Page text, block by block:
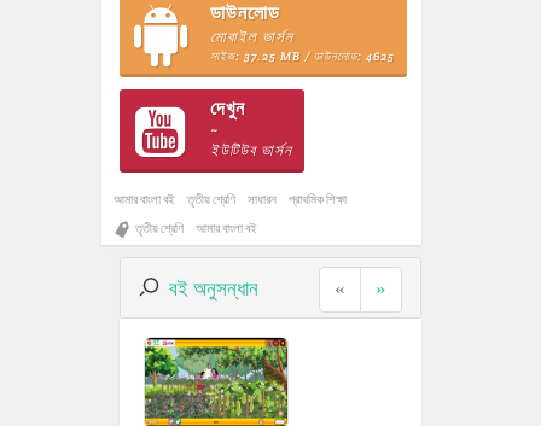
ডাউনলোড
মোবাইল ভার্সন
সাইজ: 37.25 MB / ডাউনলোড: 4625
দেখুন
~
ইউটিউব ভার্সন
আমার বাংলা বই তৃতীয় শ্রেণি সাধারন
প্রাথমিক শিক্ষা
তৃতীয় শ্রেণি
আমার বাংলা বই
বই অনুসন্ধান « »